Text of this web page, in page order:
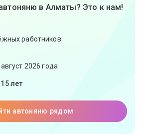
в Алматы? Это к нам!
работников
2026 года
лет
автоняню рядом